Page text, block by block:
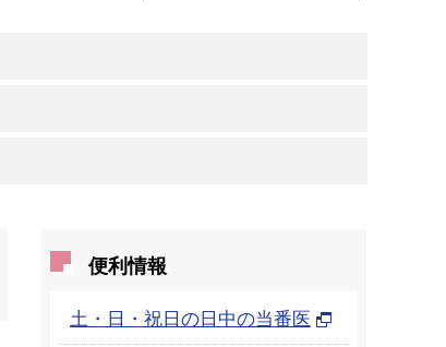
便利情報
土・日・祝日の日中の当番医